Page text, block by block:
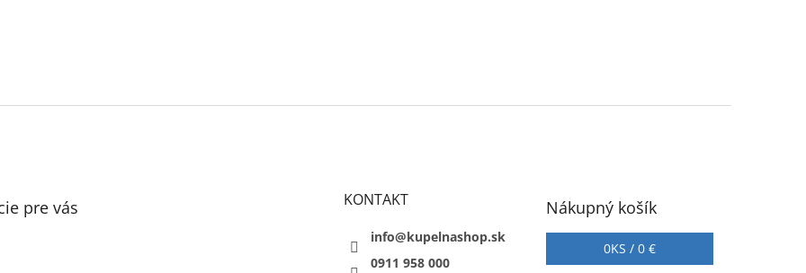
pre vás KONTAKT
info@kupelnashop.sk
0911 958 000
Nákupný košík
0KS /0 €